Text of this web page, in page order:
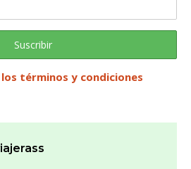
términos y condiciones